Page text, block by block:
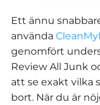
Ett ännu
använda
genomfört
Review All Junk
att se exakt vilka
bort. När du är